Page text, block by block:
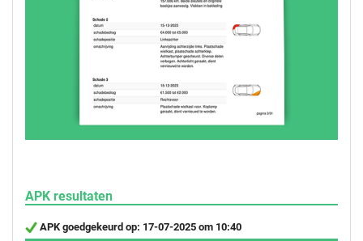
APK resultaten
APK goedgekeurd op: 17-07-2025 om 10:40